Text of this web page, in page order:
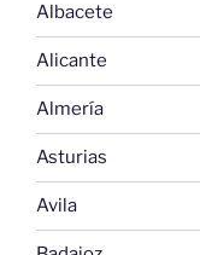
Albacete
Alicante
Almería
Asturias
Avila